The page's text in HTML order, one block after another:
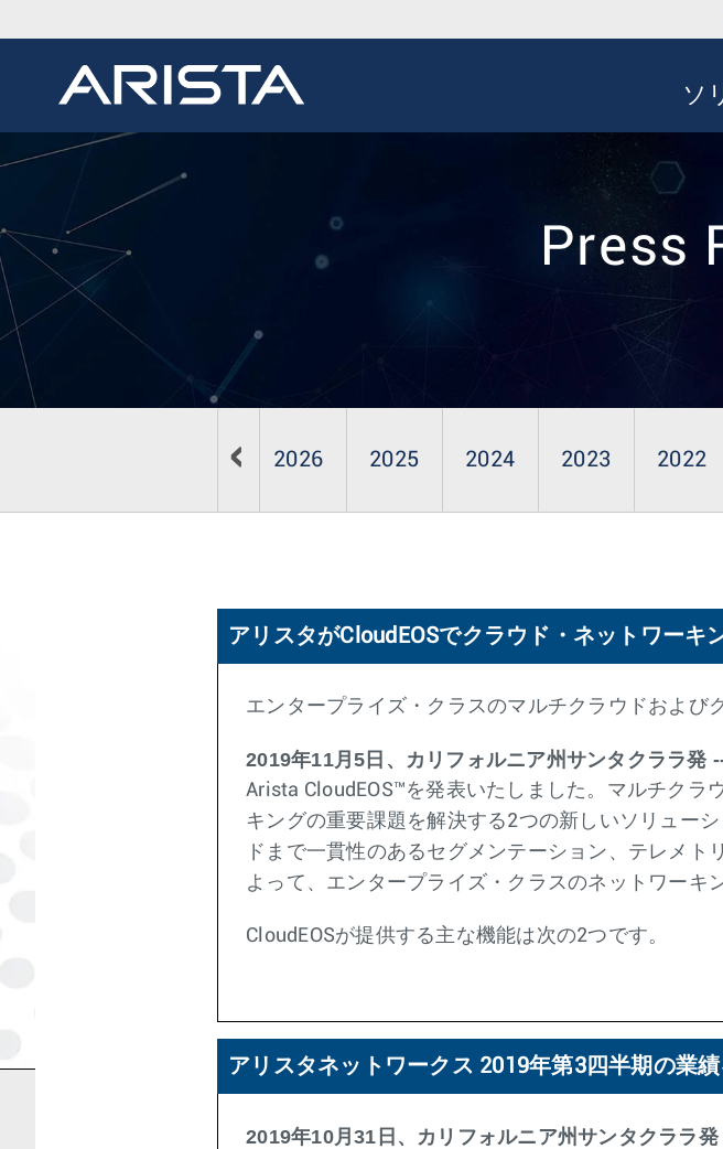
ソ
Press
2026 2025 2024 2023 2022
アリスタがCloudEOSでクラウド・ネットワーキ
エンタープライズ・クラスのマルチクラウドおよび
2019年11月5日、カリフォルニア州サンタクララ発
Arista CloudEOS™を発表いたしました。マルチクラ
キングの重要課題を解決する2つの新しいソリュー
ドまで一貫性のあるセグメンテーション、テレメ
よって、エンタープライズ・クラスのネットワーキ
CloudEOSが提供する主な機能は次の2つです。
アリスタネットワークス 2019年第3四半期の業
2019年10月31日、カリフォルニア州サンタクララ発